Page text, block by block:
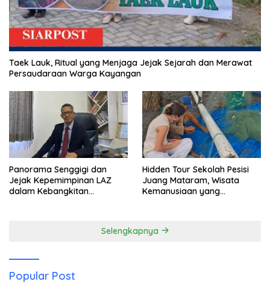
Taek Lauk, Ritual yang Menjaga Jejak Sejarah dan Merawat
Persaudaraan Warga Kayangan
Panorama Senggigi dan
Jejak Kepemimpinan LAZ
dalam Kebangkitan
Hidden Tour Sekolah Pesisi
Juang Mataram, Wisata
Kemanusiaan yang
Selengkapnya
Popular Post